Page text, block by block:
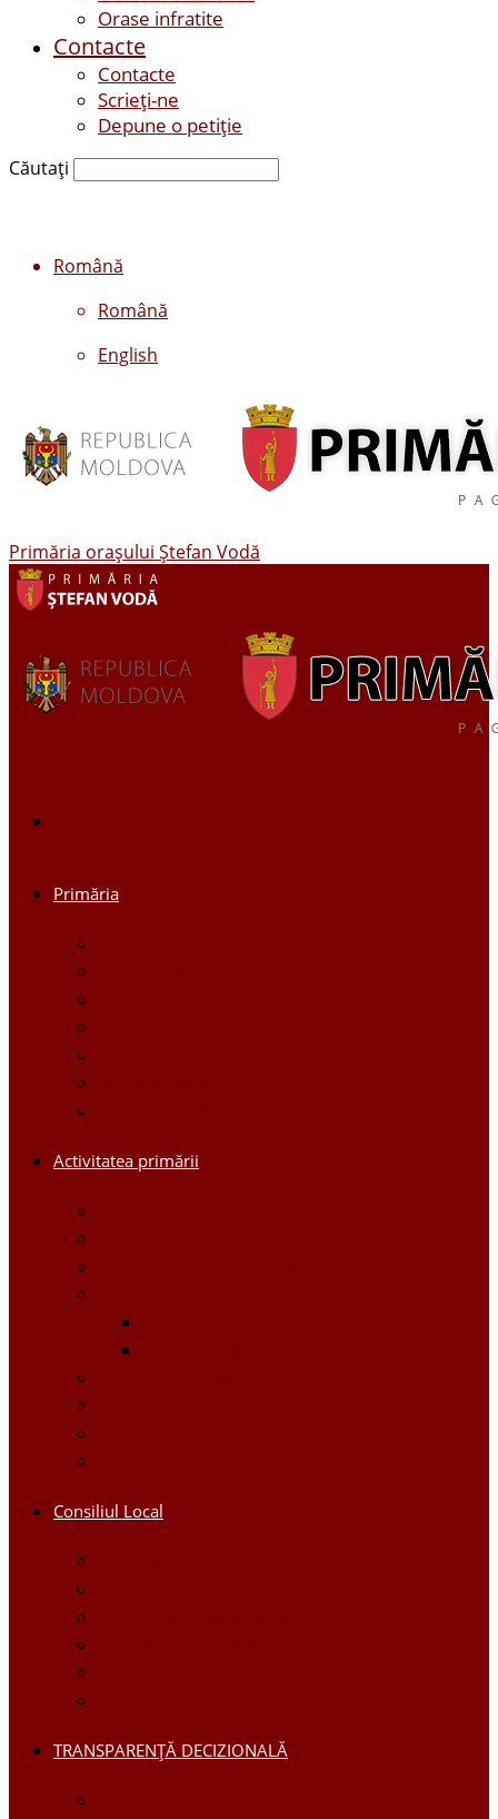
Orase infratite
Contacte
Contacte
Scrieți-ne
Depune o petiție
Căutați
Română
Română
English
Primăria oraşului Ştefan Vodă
Primăria
Activitatea primării
Consiliul Local
TRANSPARENȚĂ DECIZIONALĂ